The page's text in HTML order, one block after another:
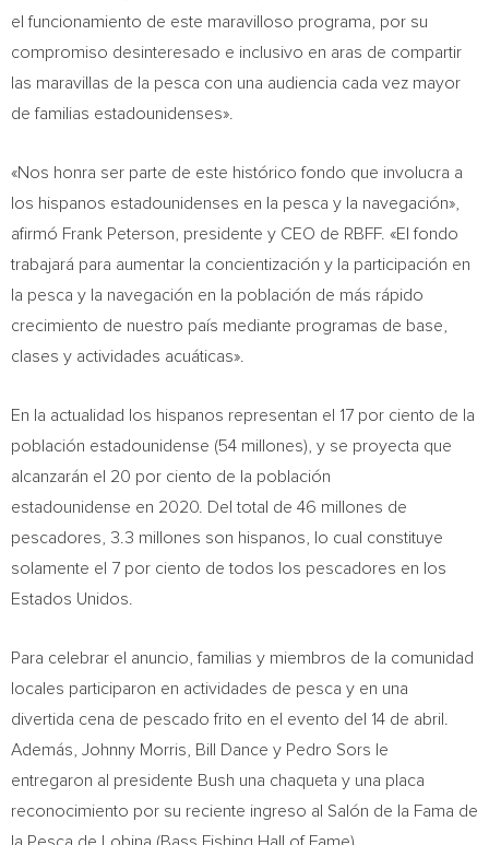
el funcionamiento de este maravilloso programa, por su
compromiso desinteresado e inclusivo en aras de compartir
las maravillas de la pesca con una audiencia cada vez mayor
de familias estadounidenses».
«Nos honra ser parte de este histórico fondo que involucra a
los hispanos estadounidenses en la pesca y la navegación»,
afirmó Frank Peterson , presidente y CEO de RBFF. «El fondo
trabajará para aumentar la concientización y la participación en
la pesca y la navegación en la población de más rápido
crecimiento de nuestro país mediante programas de base,
clases y actividades acuáticas».
En la actualidad los hispanos representan el 17 por ciento de la
población estadounidense (54 millones), y se proyecta que
alcanzarán el 20 por ciento de la población
estadounidense en 2020. Del total de 46 millones de
pescadores, 3.3 millones son hispanos, lo cual constituye
solamente el 7 por ciento de todos los pescadores en los
Estados Unidos.
Para celebrar el anuncio, familias y miembros de la comunidad
locales participaron en actividades de pesca y en una
divertida cena de pescado frito en el evento del 14 de abril.
Además, Johnny Morris Bill Dance y Pedro Sors le
entregaron al presidente Bush una chaqueta y una placa
reconocimiento por su reciente ingreso al Salón de la Fama de